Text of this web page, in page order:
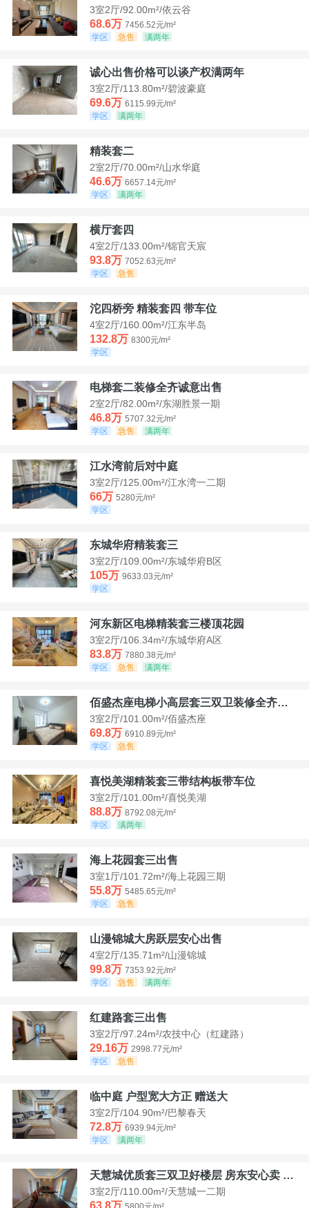
3室2厅/92.00m²/依云谷
68.6万 7456.52元/m²
学区
急售 满两年
诚心出售价格可以谈产权满两年
3室2厅/113.80m²/碧波豪庭
69.6万 6115.99元/m²
学区
满两年
精装套二
2室2厅/70.00m²/山水华庭
46.6万 6657.14元/m²
学区
满两年
横厅套四
4室2厅/133.00m²/锦官天宸
93.8万 7052.63元/m²
学区
急售
沱四桥旁 精装套四 带车位
4室2厅/160.00m²/江东半岛
132.8万 8300元/m²
学区
电梯套二装修全齐诚意出售
2室2厅/82.00m²/东湖胜景一期
46.8万 5707.32元/m²
学区
急售 满两年
江水湾前后对中庭
3室2厅/125.00m²/江水湾一二期
66万 5280元/m²
学区
东城华府精装套三
3室2厅/109.00m²/东城华府B区
105万 9633.03元/m²
学区
河东新区电梯精装套三楼顶花园
3室2厅/106.34m²/东城华府A区
83.8万 7880.38元/m²
学区
急售 满两年
佰盛杰座电梯小高层套三双卫装修全齐诚意出售
3室2厅/101.00m²/佰盛杰座
69.8万 6910.89元/m²
学区
急售
喜悦美湖精装套三带结构板带车位
3室2厅/101.00m²/喜悦美湖
88.8万 8792.08元/m²
学区
满两年
海上花园套三出售
3室1厅/101.72m²/海上花园三期
55.8万 5485.65元/m²
学区
急售
山漫锦城大房跃层安心出售
4室2厅/135.71m²/山漫锦城
99.8万 7353.92元/m²
学区
急售 满两年
红建路套三出售
3室2厅/97.24m²/农技中心（红建路）
29.16万 2998.77元/m²
学区
急售
临中庭 户型宽大方正 赠送大
3室2厅/104.90m²/巴黎春天
72.8万 6939.94元/m²
学区
满两年
天慧城优质套三双卫好楼层 房东安心卖 价格好谈
3室2厅/110.00m²/天慧城一二期
63.8万